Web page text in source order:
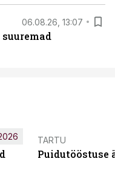
06.08.26, 13:07
TARTU
Puidutööstuse